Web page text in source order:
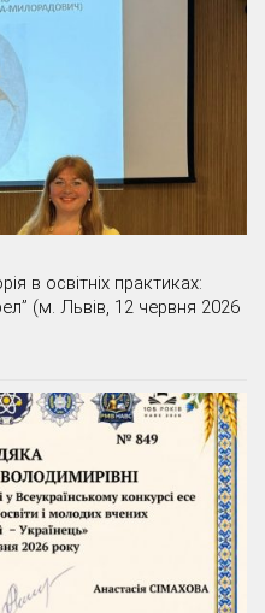
в освітніх практиках:
(м. Львів, 12 червня 2026